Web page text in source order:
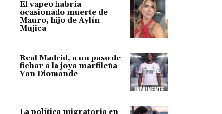
El vapeo habría
ocasionado muerte de
Mauro, hijo de Aylín
Mujica
Real Madrid, a un paso de
fichar a la joya marfileña
Yan Diomande
La política migratoria en